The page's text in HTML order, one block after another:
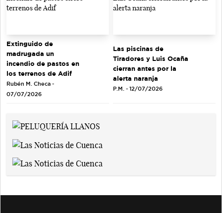
Extinguido de
madrugada un
incendio de pastos en
los terrenos de Adif
Rubén M. Checa -
07/07/2026
Las piscinas de
Tiradores y Luis Ocaña
cierran antes por la
alerta naranja
P.M. - 12/07/2026